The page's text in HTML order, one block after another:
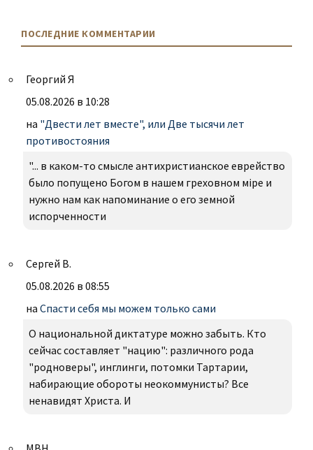
ПОСЛЕДНИЕ КОММЕНТАРИИ
Георгий Я
05.08.2026 в 10:28
на "Двести лет вместе", или Две тысячи лет
противостояния
"... в каком-то смысле антихристианское еврейство
было попущено Богом в нашем греховном міре и
нужно нам как напоминание о его земной
испорченности
Сергей В.
05.08.2026 в 08:55
на Спасти себя мы можем только сами
О национальной диктатуре можно забыть. Кто
сейчас составляет "нацию": различного рода
"родноверы", инглинги, потомки Тартарии,
набирающие обороты неокоммунисты? Все
ненавидят Христа. И